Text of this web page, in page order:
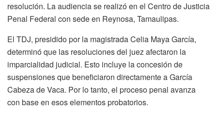
resolución. La audiencia se realizó en el Centro de Justicia
Penal Federal con sede en Reynosa, Tamaulipas.
El TDJ, presidido por la magistrada Celia Maya García,
determinó que las resoluciones del juez afectaron la
imparcialidad judicial. Esto incluye la concesión de
suspensiones que beneficiaron directamente a García
Cabeza de Vaca. Por lo tanto, el proceso penal avanza
con base en esos elementos probatorios.